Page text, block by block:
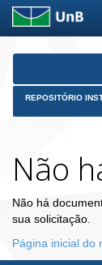
Skip
REPOSITÓRIO
Não
Não há
sua solicitação.
Página inicial do